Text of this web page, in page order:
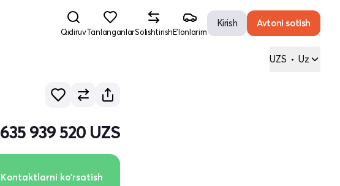
QidiruvTanlanganlarSolishtirishE'lonlarim
Kirish Avtoni sotish
UZS • Uz
635 939 520 UZS
Kontaktlarni ko'rsatish